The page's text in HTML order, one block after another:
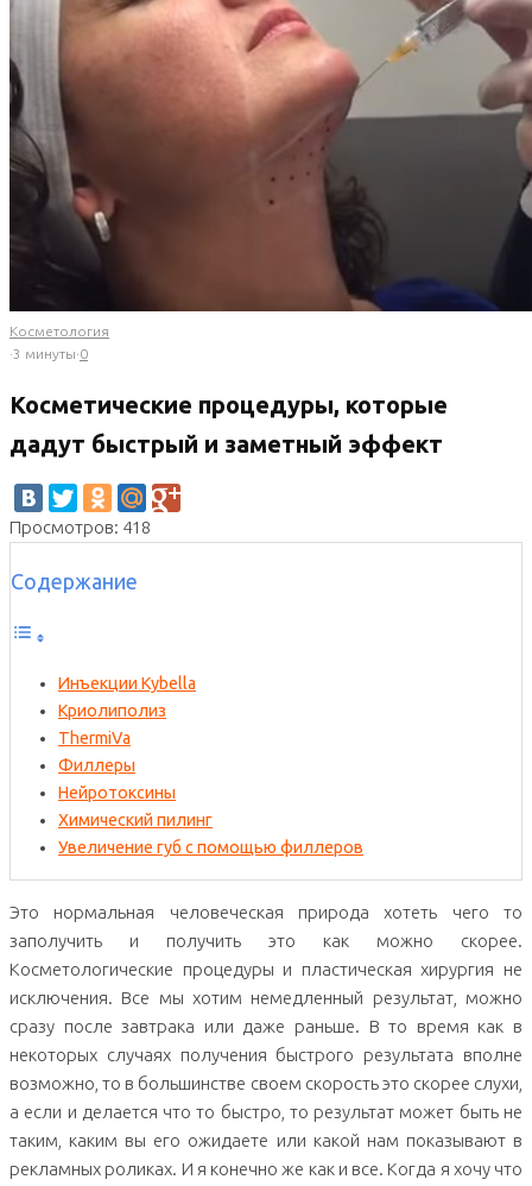
Косметология
·3 минуты·0
Косметические процедуры, которые
дадут быстрый и заметный эффект
Просмотров: 418
Содержание
Инъекции Kybella
Криолиполиз
ThermiVa
Филлеры
Нейротоксины
Химический пилинг
Увеличение губ с помощью филлеров
Это нормальная человеческая природа хотеть чего то
заполучить и получить это как можно скорее.
Косметологические процедуры и пластическая хирургия не
исключения. Все мы хотим немедленный результат, можно
сразу после завтрака или даже раньше. В то время как в
некоторых случаях получения быстрого результата вполне
возможно, то в большинстве своем скорость это скорее слухи,
а если и делается что то быстро, то результат может быть не
таким, каким вы его ожидаете или какой нам показывают в
рекламных роликах. И я конечно же как и все. Когда я хочу что